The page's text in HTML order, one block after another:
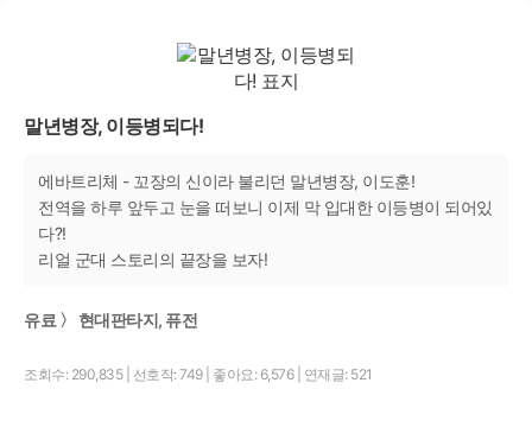
말년병장, 이등병되다!
에바트리체 - 꼬장의 신이라 불리던 말년병장, 이도훈!
전역을 하루 앞두고 눈을 떠보니 이제 막 입대한 이등병이 되어있
다?!
리얼 군대 스토리의 끝장을 보자!
유료 〉 현대판타지, 퓨전
조회수: 290,835 선호작: 749 좋아요: 6,576 연재글: 521